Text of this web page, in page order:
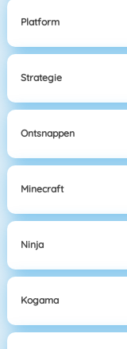
Platform
Strategie
Ontsnappen
Minecraft
Ninja
Kogama